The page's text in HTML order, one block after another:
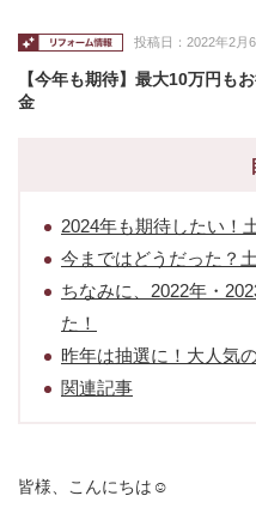
投稿日：2022年2月
【今年も期待】最大10万円も
金
2024年も期待したい！
今まではどうだった？
ちなみに、2022年・
た！
昨年は抽選に！大人気
関連記事
皆様、こんにちは☺︎